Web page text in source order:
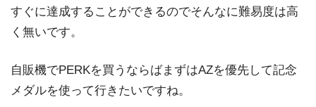
すぐに達成することができるのでそんなに難易度は高
く無いです。
自販機でPERKを買うならばまずはAZを優先して記念
メダルを使って行きたいですね。